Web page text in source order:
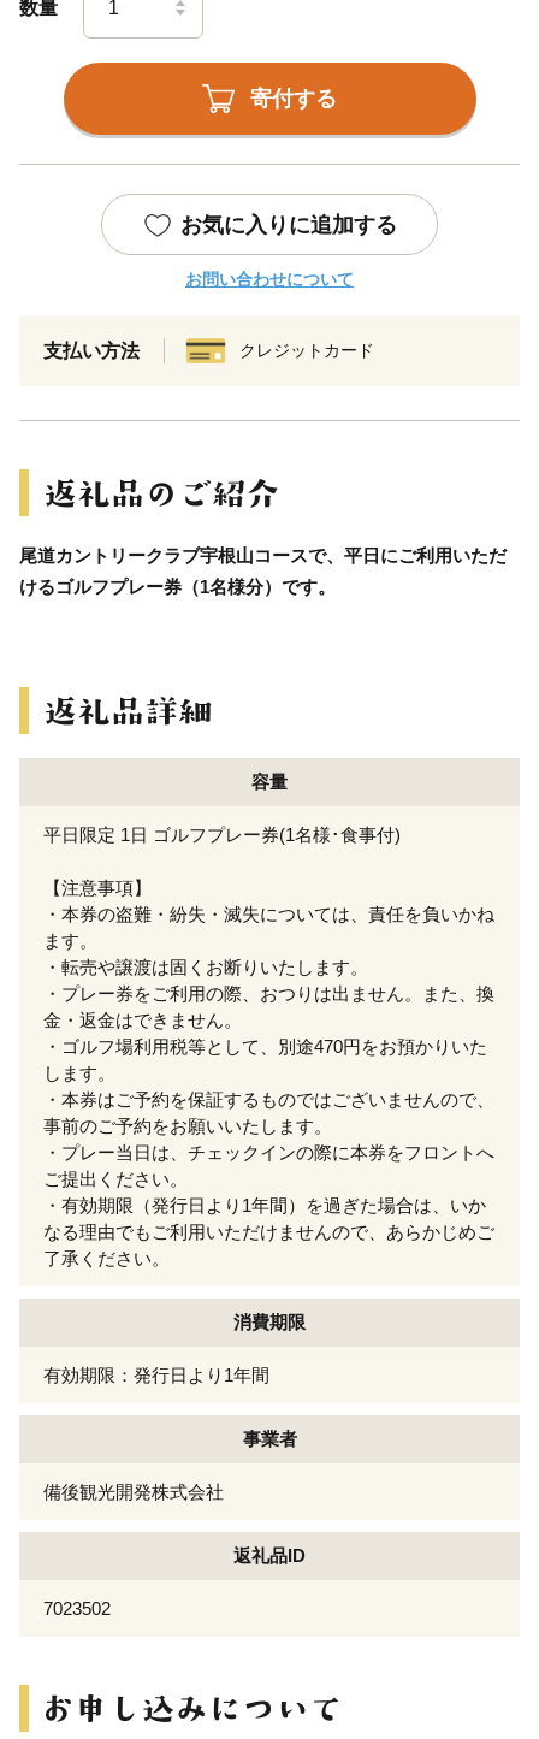
数量
寄付する
お気に入りに追加する
お問い合わせについて
支払い方法 クレジットカード
尾道カントリークラブ宇根山コースで、平日にご利用いただ
けるゴルフプレー券（1名様分）です。
容量
平日限定 1日 ゴルフプレー券(1名様･食事付)
【注意事項】
・本券の盗難・紛失・滅失については、責任を負いかね
ます。
・転売や譲渡は固くお断りいたします。
・プレー券をご利用の際、おつりは出ません。また、換
金・返金はできません。
・ゴルフ場利用税等として、別途470円をお預かりいた
します。
・本券はご予約を保証するものではございませんので、
事前のご予約をお願いいたします。
・プレー当日は、チェックインの際に本券をフロントへ
ご提出ください。
・有効期限（発行日より1年間）を過ぎた場合は、いか
なる理由でもご利用いただけませんので、あらかじめご
了承ください。
消費期限
有効期限：発行日より1年間
事業者
備後観光開発株式会社
返礼品ID
7023502